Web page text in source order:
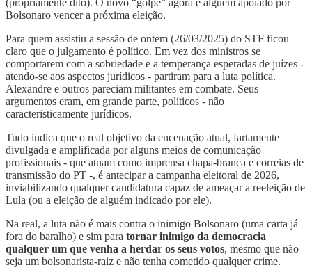
Bolsonaro vencer a próxima eleição.
Para quem assistiu a sessão de ontem (26/03/2025) do STF ficou
claro que o julgamento é político. Em vez dos ministros se
comportarem com a sobriedade e a temperança esperadas de juízes -
atendo-se aos aspectos jurídicos - partiram para a luta política.
Alexandre e outros pareciam militantes em combate. Seus
argumentos eram, em grande parte, políticos - não
caracteristicamente jurídicos.
Tudo indica que o real objetivo da encenação atual, fartamente
divulgada e amplificada por alguns meios de comunicação
profissionais - que atuam como imprensa chapa-branca e correias de
transmissão do PT -, é antecipar a campanha eleitoral de 2026,
inviabilizando qualquer candidatura capaz de ameaçar a reeleição de
Lula (ou a eleição de alguém indicado por ele).
Na real, a luta não é mais contra o inimigo Bolsonaro (uma carta já
fora do baralho) e sim para tornar inimigo da democracia
qualquer um que venha a herdar os seus votos, mesmo que não
seja um bolsonarista-raiz e não tenha cometido qualquer crime.